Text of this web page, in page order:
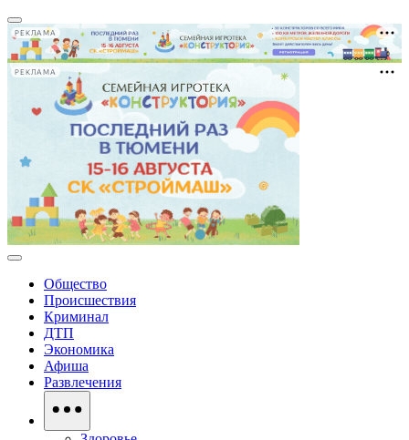
РЕКЛАМА
РЕКЛАМА
Общество
Происшествия
Криминал
ДТП
Экономика
Афиша
Развлечения